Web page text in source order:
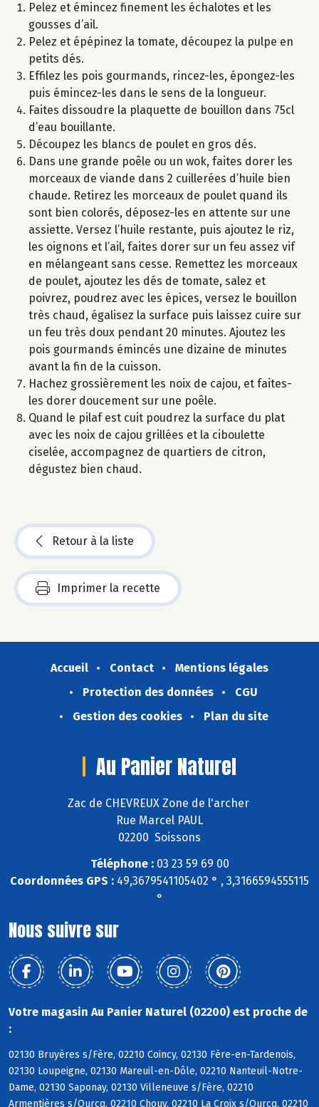
Pelez et émincez finement les échalotes et les
gousses d’ail.
Pelez et épépinez la tomate, découpez la pulpe en
petits dés.
Effilez les pois gourmands, rincez-les, épongez-les
puis émincez-les dans le sens de la longueur.
Faites dissoudre la plaquette de bouillon dans 75cl
d’eau bouillante.
Découpez les blancs de poulet en gros dés.
Dans une grande poêle ou un wok, faites dorer les
morceaux de viande dans 2 cuillerées d’huile bien
chaude. Retirez les morceaux de poulet quand ils
sont bien colorés, déposez-les en attente sur une
assiette. Versez l’huile restante, puis ajoutez le riz,
les oignons et l’ail, faites dorer sur un feu assez vif
en mélangeant sans cesse. Remettez les morceaux
de poulet, ajoutez les dés de tomate, salez et
poivrez, poudrez avec les épices, versez le bouillon
très chaud, égalisez la surface puis laissez cuire sur
un feu très doux pendant 20 minutes. Ajoutez les
pois gourmands émincés une dizaine de minutes
avant la fin de la cuisson.
Hachez grossièrement les noix de cajou, et faites-
les dorer doucement sur une poêle.
Quand le pilaf est cuit poudrez la surface du plat
avec les noix de cajou grillées et la ciboulette
ciselée, accompagnez de quartiers de citron,
dégustez bien chaud.
Retour à la liste
Imprimer la recette
Accueil Contact
Mentions légales
Protection des données
CGU
Gestion des cookies
Plan du site
Au Panier Naturel
Zac de CHEVREUX Zone de l'archer
Rue Marcel PAUL
02200 Soissons
Téléphone :03 23 59 69 00
Coordonnées GPS : 49,3679541105402 ° , 3,3166594555115
°
Nous suivre sur
Votre magasin Au Panier Naturel (02200) est proche de
:
02130 Bruyères s/Fère, 02210 Coincy, 02130 Fère-en-Tardenois,
02130 Loupeigne, 02130 Mareuil-en-Dôle, 02210 Nanteuil-Notre-
Dame, 02130 Saponay, 02130 Villeneuve s/Fère, 02210
Armentières s/Ourcq, 02210 Chouy, 02210 La Croix s/Ourcq, 02210